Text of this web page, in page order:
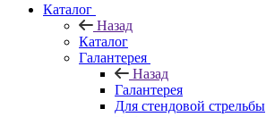
Каталог
Назад
Каталог
Галантерея
Назад
Галантерея
Для стендовой стрельбы